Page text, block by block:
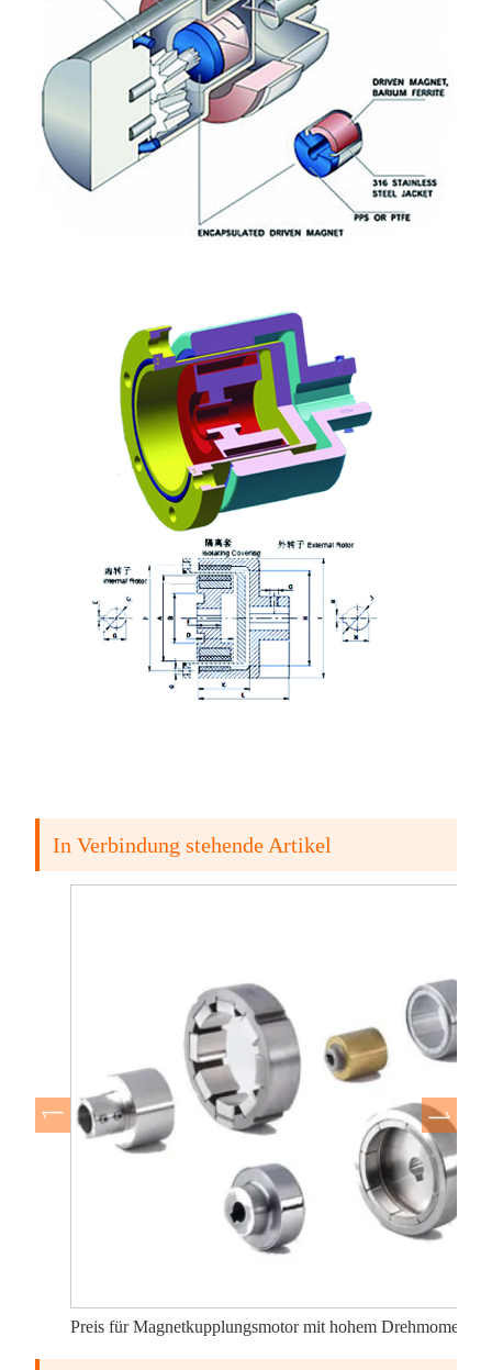
In Verbindung stehende Artikel
Preis für Magnetkupplungsmotor mit hohem Drehmoment